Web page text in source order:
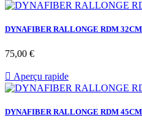
DYNAFIBER RALLONGE RDM
Prix
75,00 €
 Aperçu rapide
DYNAFIBER RALLONGE RDM